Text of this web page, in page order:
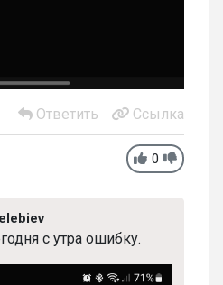
Ответить Ссылка
0
с утра ошибку.